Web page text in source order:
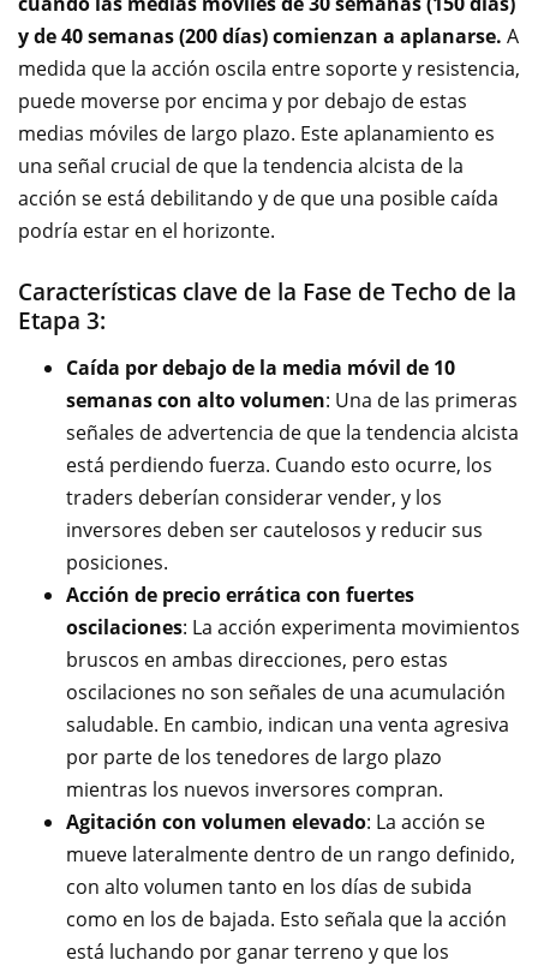
y de 40 semanas (200 días) comienzan a aplanarse. A
medida que la acción oscila entre soporte y resistencia,
puede moverse por encima y por debajo de estas
medias móviles de largo plazo. Este aplanamiento es
una señal crucial de que la tendencia alcista de la
acción se está debilitando y de que una posible caída
podría estar en el horizonte.
Características clave de la Fase de Techo de la
Etapa 3:
Caída por debajo de la media móvil de 10
semanas con alto volumen: Una de las primeras
señales de advertencia de que la tendencia alcista
está perdiendo fuerza. Cuando esto ocurre, los
traders deberían considerar vender, y los
inversores deben ser cautelosos y reducir sus
posiciones.
Acción de precio errática con fuertes
oscilaciones: La acción experimenta movimientos
bruscos en ambas direcciones, pero estas
oscilaciones no son señales de una acumulación
saludable. En cambio, indican una venta agresiva
por parte de los tenedores de largo plazo
mientras los nuevos inversores compran.
Agitación con volumen elevado: La acción se
mueve lateralmente dentro de un rango definido,
con alto volumen tanto en los días de subida
como en los de bajada. Esto señala que la acción
está luchando por ganar terreno y que los